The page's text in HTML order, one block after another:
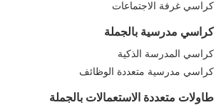
كراسي غرفة الاجتماعات
كراسي مدرسية بالجملة
كراسي المدرسة الذكية
كراسي مدرسية متعددة الوظائف
طاولات متعددة الاستعمالات بالجملة